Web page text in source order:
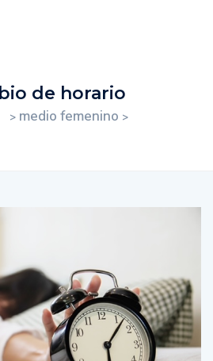
de horario
> medio femenino >